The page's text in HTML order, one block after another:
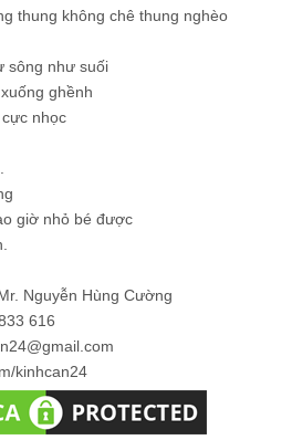
thung không chê thung nghèo
sông như suối
ghềnh
nhọc
giờ nhỏ bé được
Nguyễn Hùng Cường
616
kinhcan24